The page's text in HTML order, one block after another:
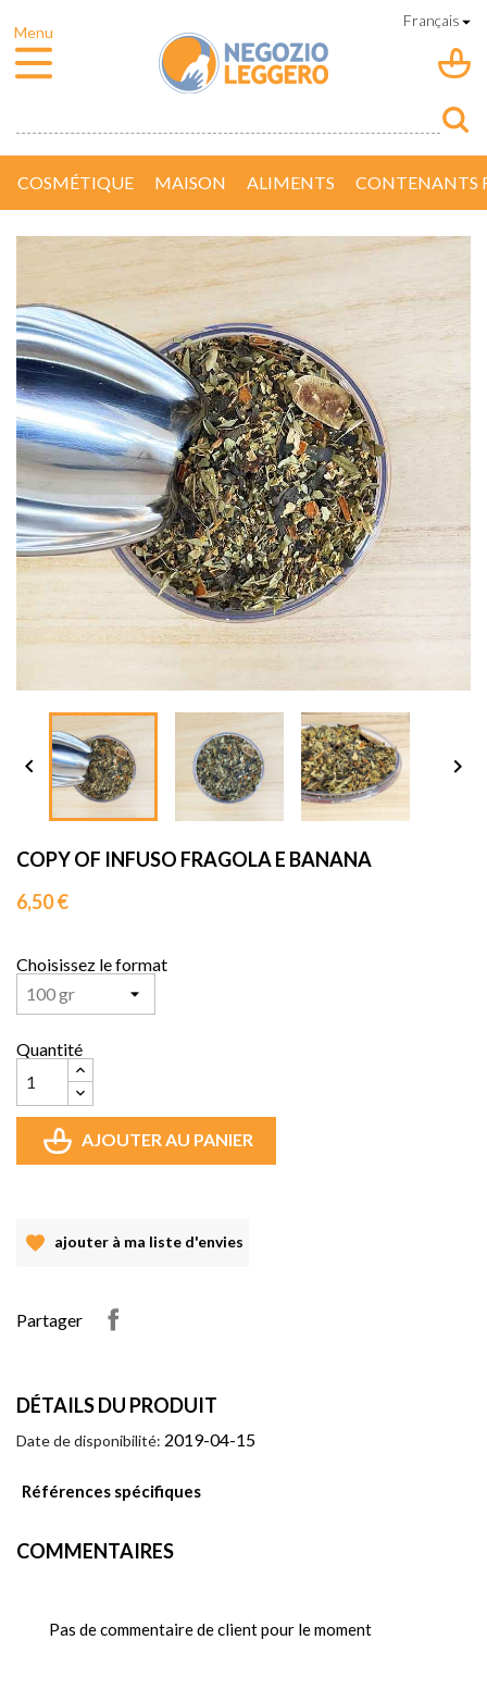

COSMÉTIQUE MAISON ALIMENTS CONTENANTS
 
COPY OF INFUSO FRAGOLA E BANANA
6,50 €
Choisissez le format
Quantité
AJOUTER AU PANIER
ajouter à ma liste d'envies
Partager
DÉTAILS DU PRODUIT
Date de disponibilité: 2019-04-15
Références spécifiques
COMMENTAIRES
Pas de commentaire de client pour le moment